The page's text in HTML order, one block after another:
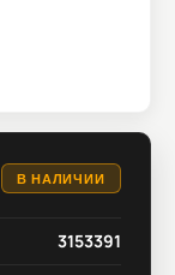
В НАЛИЧИИ
3153391